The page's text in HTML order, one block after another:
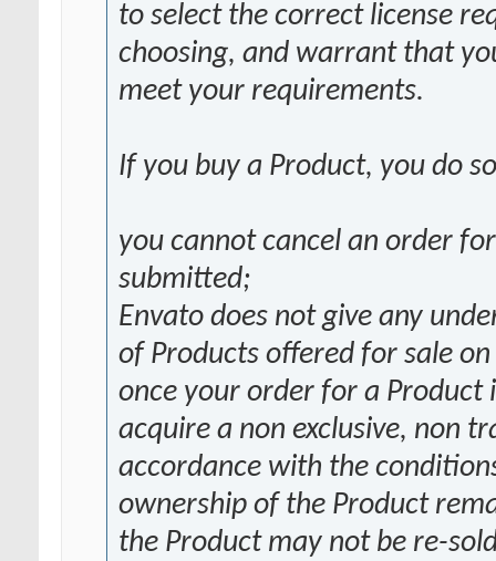
to select the correct license
choosing, and warrant that
meet your requirements.
If you buy a Product, you do
you cannot cancel an order
submitted;
Envato does not give any
of Products offered for sale on
once your order for a Product
acquire a non exclusive, non
accordance with the
ownership of the Product
the Product may not be re-